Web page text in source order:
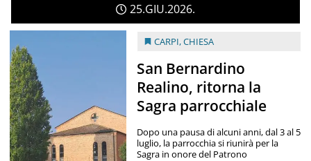
25 GIU 2026
CARPI,CHIESA
San Bernardino
Realino, ritorna la
Sagra parrocchiale
Dopo una pausa di alcuni anni, dal 3 al 5
luglio, la parrocchia si riunirà per la
Sagra in onore del Patrono